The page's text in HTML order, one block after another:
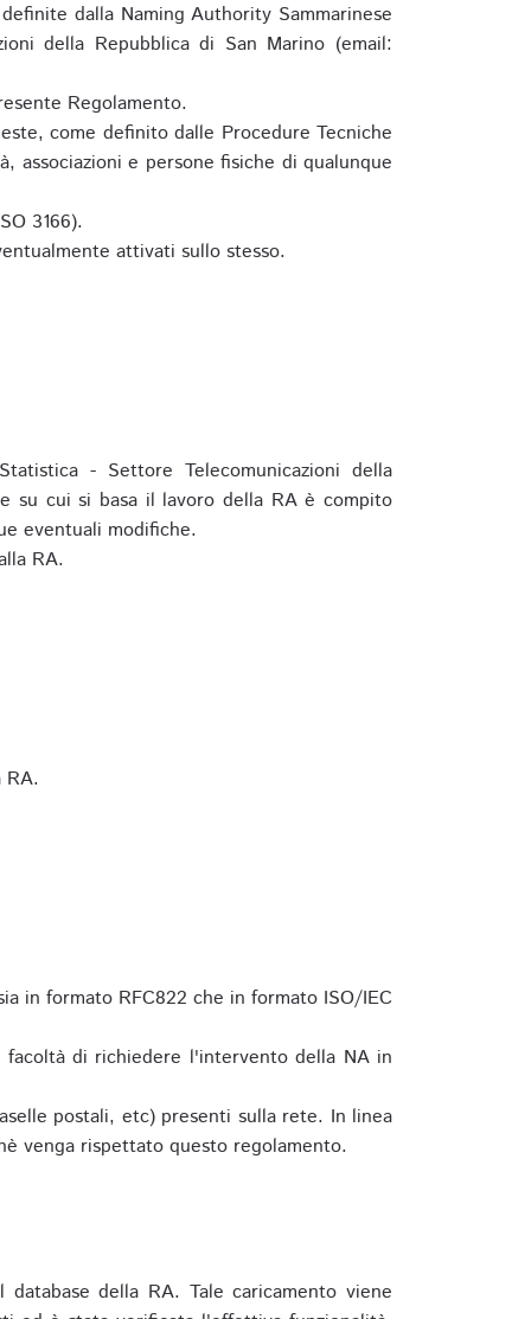
dalla Naming Authority Sammarinese
della Repubblica di San Marino (email:
Regolamento.
come definito dalle Procedure Tecniche
associazioni e persone fisiche di qualunque
3166).
attivati sullo stesso.
- Settore Telecomunicazioni della
su cui si basa il lavoro della RA è compito
eventuali modifiche.
RA.
in formato RFC822 che in formato ISO/IEC
di richiedere l'intervento della NA in
postali, etc) presenti sulla rete. In linea
venga rispettato questo regolamento.
della RA. Tale caricamento viene